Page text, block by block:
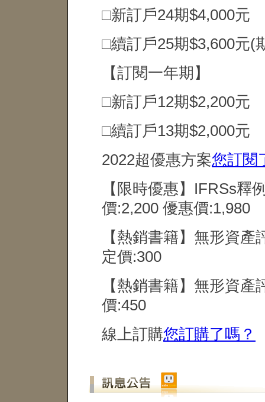
□新訂戶24期$4,000元
□續訂戶25期$3,600元(
【訂閱一年期】
□新訂戶12期$2,200元
□續訂戶13期$2,000元
2022超優惠方案您訂閱
【限時優惠】IFRSs釋
價:2,200 優惠價:1,980
【熱銷書籍】無形資
定價:300
【熱銷書籍】無形資
價:450
線上訂購您訂購了嗎？